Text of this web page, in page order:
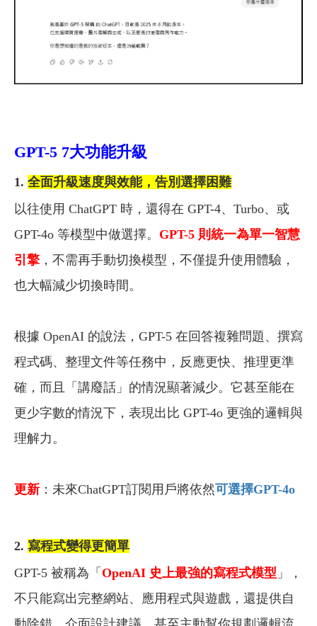
GPT-5 7大功能升級
1. 全面升級速度與效能，告別選擇困難
以往使用 ChatGPT 時，還得在 GPT-4、Turbo、或
GPT-4o 等模型中做選擇。 GPT-5 則統一為單一智慧
引擎，不需再手動切換模型，不僅提升使用體驗，
也大幅減少切換時間。
根據 OpenAI 的說法，GPT-5 在回答複雜問題、撰寫
程式碼、整理文件等任務中，反應更快、推理更準
確，而且「講廢話」的情況顯著減少。它甚至能在
更少字數的情況下，表現出比 GPT-4o 更強的邏輯與
理解力。
更新 ：未來ChatGPT訂閱用戶將依然可選擇GPT-4o
2.寫程式變得更簡單
GPT-5 被稱為「 OpenAI 史上最強的寫程式模型 」，
不只能寫出完整網站、應用程式與遊戲，還提供自